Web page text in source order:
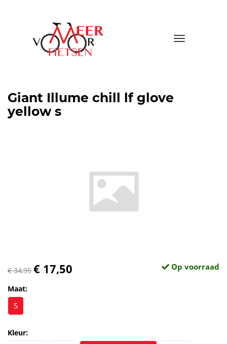
Toggle
Giant Illume chill lf glove
yellow s
€ 34,95 € 17,50 Op voorraad
Maat:
S
Kleur: